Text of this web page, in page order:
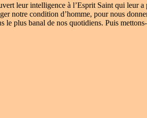
leur intelligence à l’Esprit Saint qui leur a
notre condition d’homme, pour nous
le plus banal de nos quotidiens. Puis